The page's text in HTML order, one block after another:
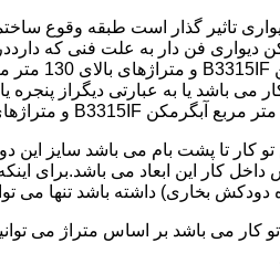
دیواری فن دار به علت فنی که
می باشد یا به عبارتی دیگراز